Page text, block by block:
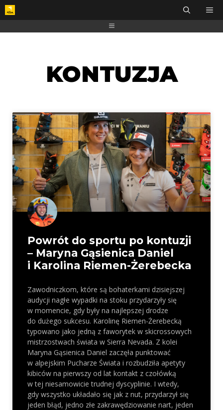
KONTUZJA
Powrót do sportu po kontuzji
– Maryna Gąsienica Daniel
i Karolina Riemen-Żerebecka
Zawodniczkom, które są bohaterkami dzisiejszej
audycji nagłe wypadki na stoku przydarzyły się
w momencie, gdy były na najlepszej drodze
do dużego sukcesu. Karolinę Riemen-Żerebecką
typowano jako jedną z faworytek w skicrossowych
mistrzostwach świata w Sierra Nevada. Z kolei
Maryna Gąsienica Daniel zaczęła punktować
w alpejskim Pucharze Świata i rozbudziła apetyty
kibiców na pierwszy od lat kontakt z czołówką
w tej niesamowicie trudnej dyscyplinie. I wtedy,
gdy wszystko układało się jak z nut, przydarzył się
jeden błąd, jedno złe zakrawędziowanie nart, jeden